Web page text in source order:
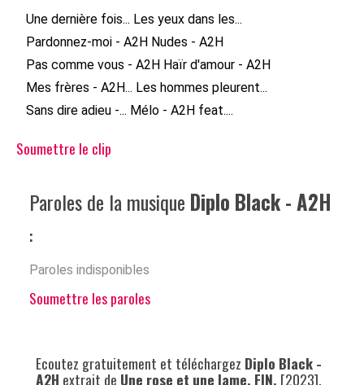
Une dernière fois... Les yeux dans les...
Pardonnez-moi - A2H Nudes - A2H
Pas comme vous - A2H Haïr d'amour - A2H
Mes frères - A2H... Les hommes pleurent...
Sans dire adieu -... Mélo - A2H feat....
Soumettre le clip
Paroles de la musique Diplo Black - A2H
:
Paroles indisponibles
Soumettre les paroles
Ecoutez gratuitement et téléchargez Diplo Black -
A2H extrait de Une rose et une lame, FIN. [2023].